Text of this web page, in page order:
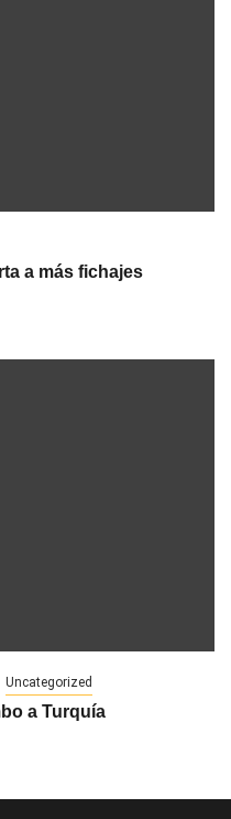
a más fichajes
Uncategorized
a Turquía